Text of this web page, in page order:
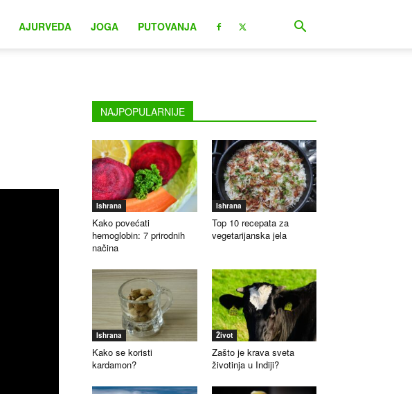
AJURVEDA JOGA PUTOVANJA
NAJPOPULARNIJE
Ishrana
Kako povećati
hemoglobin: 7 prirodnih
načina
Ishrana
Top 10 recepata za
vegetarijanska jela
Ishrana
Kako se koristi
kardamon?
Život
Zašto je krava sveta
životinja u Indiji?